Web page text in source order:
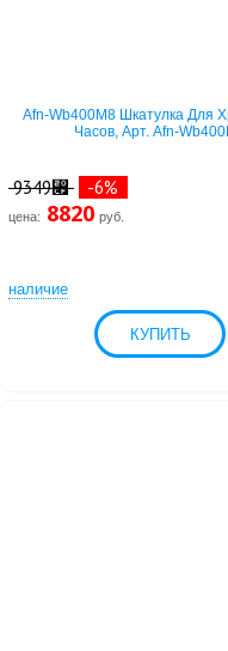
Afn-Wb400M8 Шкатулка Для
Часов, Арт. Afn-
9349⃏ -6%
цена: 8820 руб.
наличие